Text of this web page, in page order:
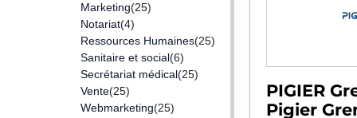
Marketing(25)
Notariat(4)
Ressources Humaines(25)
Sanitaire et social(6)
Secrétariat médical(25)
Vente(25)
Webmarketing(25)
PIGIER
Pigier